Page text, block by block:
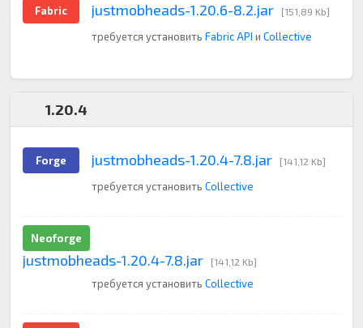
Fabric justmobheads-1.20.6-8.2.jar [151,89 Kb]
требуется установить Fabric API и Collective
1.20.4
Forge justmobheads-1.20.4-7.8.jar [141,12 Kb]
требуется установить Collective
Neoforge
justmobheads-1.20.4-7.8.jar [141,12 Kb]
требуется установить Collective